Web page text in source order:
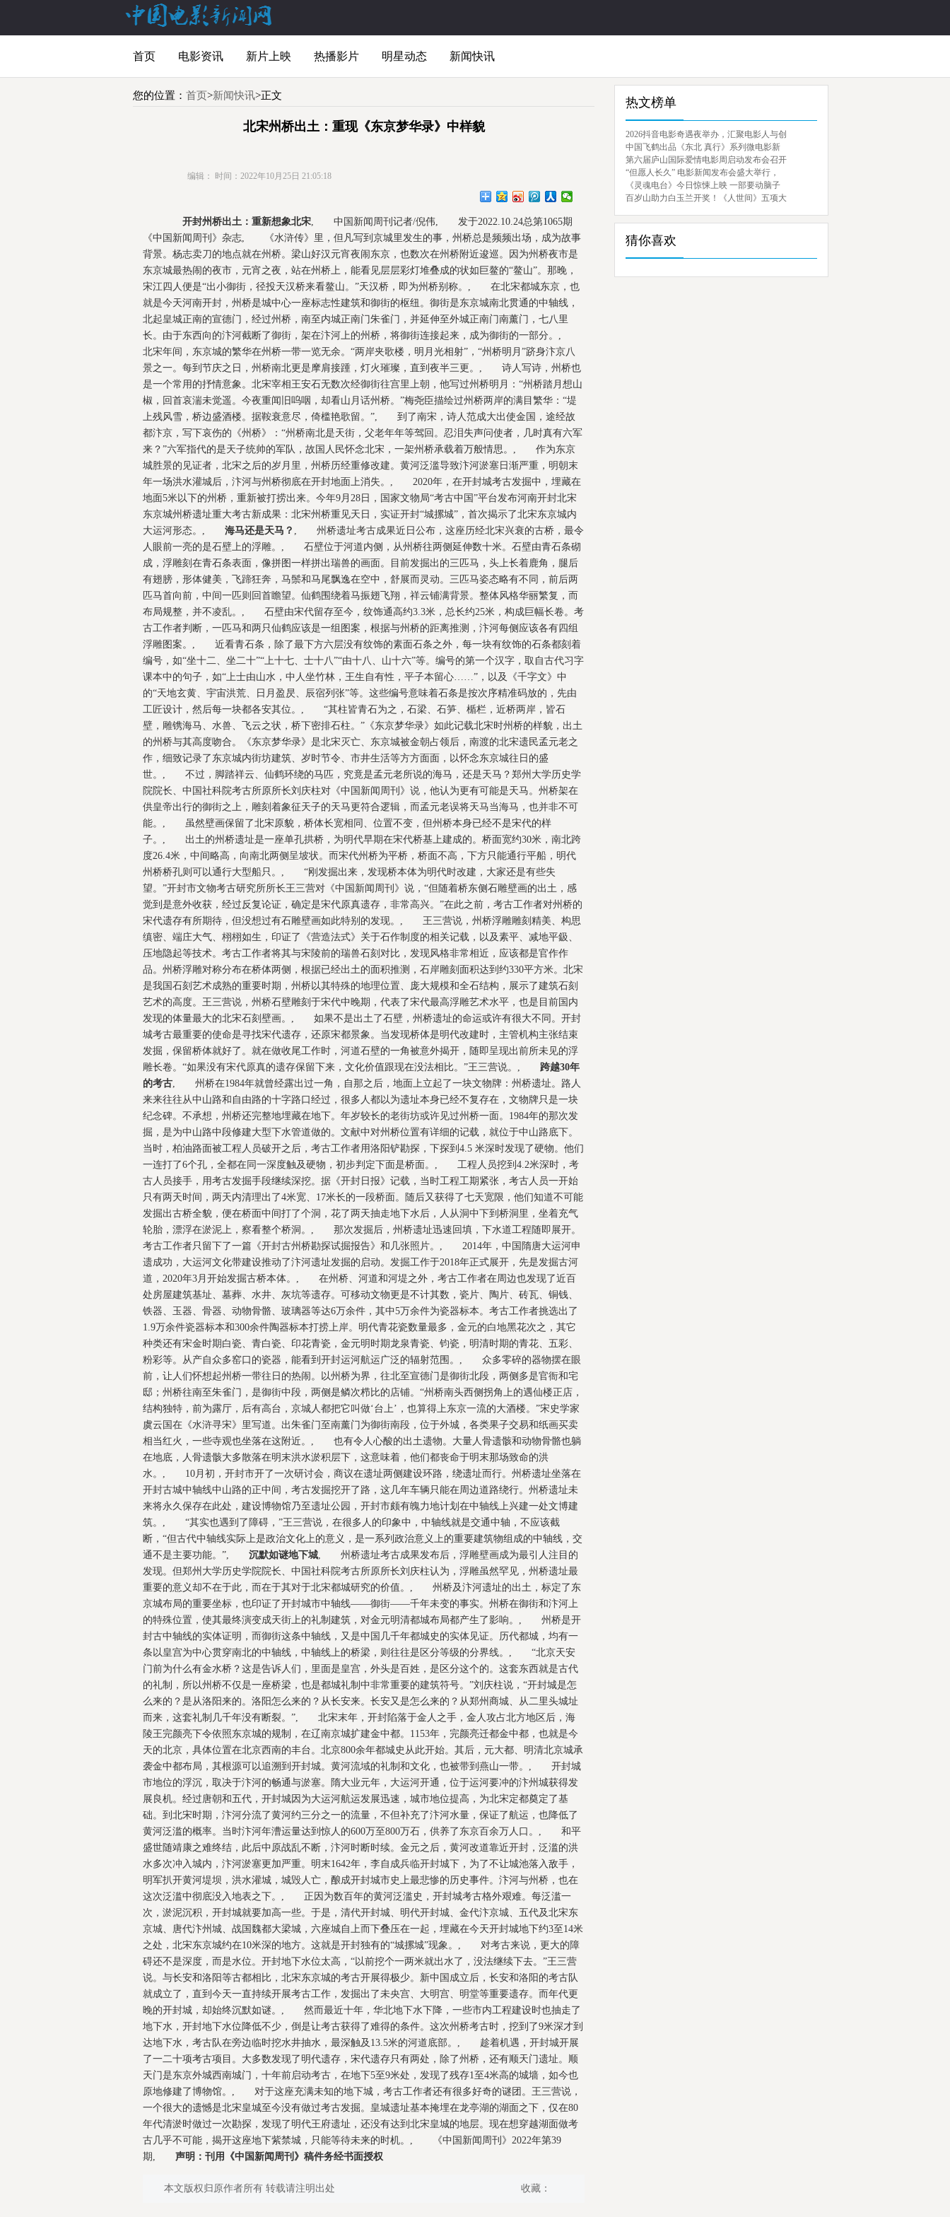
首页 电影资讯 新片上映 热播影片 明星动态 新闻快讯
您的位置： 首页>新闻快讯>正文
北宋州桥出土：重现《东京梦华录》中样貌
编辑： 时间：2022年10月25日 21:05:18
开封州桥出土：重新想象北宋 , 中国新闻周刊记者/倪伟, 发于2022.10.24总第1065期
《中国新闻周刊》杂志, 《水浒传》里，但凡写到京城里发生的事，州桥总是频频出场，成为故事
背景。杨志卖刀的地点就在州桥。梁山好汉元宵夜闹东京，也数次在州桥附近逡巡。因为州桥夜市是
东京城最热闹的夜市，元宵之夜，站在州桥上，能看见层层彩灯堆叠成的状如巨鳌的“鳌山”。那晚，
宋江四人便是“出小御街，径投天汉桥来看鳌山。”天汉桥，即为州桥别称。, 在北宋都城东京，也
就是今天河南开封，州桥是城中心一座标志性建筑和御街的枢纽。御街是东京城南北贯通的中轴线，
北起皇城正南的宣德门，经过州桥，南至内城正南门朱雀门，并延伸至外城正南门南薰门，七八里
长。由于东西向的汴河截断了御街，架在汴河上的州桥，将御街连接起来，成为御街的一部分。,
北宋年间，东京城的繁华在州桥一带一览无余。“两岸夹歌楼，明月光相射”，“州桥明月”跻身汴京八
景之一。每到节庆之日，州桥南北更是摩肩接踵，灯火璀璨，直到夜半三更。, 诗人写诗，州桥也
是一个常用的抒情意象。北宋宰相王安石无数次经御街往宫里上朝，他写过州桥明月：“州桥踏月想山
椒，回首哀湍未觉遥。今夜重闻旧呜咽，却看山月话州桥。”梅尧臣描绘过州桥两岸的满目繁华：“堤
上残风雪，桥边盛酒楼。据鞍衰意尽，倚槛艳歌留。”, 到了南宋，诗人范成大出使金国，途经故
都汴京，写下哀伤的《州桥》：“州桥南北是天街，父老年年等驾回。忍泪失声问使者，几时真有六军
来？”六军指代的是天子统帅的军队，故国人民怀念北宋，一架州桥承载着万般情思。, 作为东京
城胜景的见证者，北宋之后的岁月里，州桥历经重修改建。黄河泛滥导致汴河淤塞日渐严重，明朝末
年一场洪水灌城后，汴河与州桥彻底在开封地面上消失。, 2020年，在开封城考古发掘中，埋藏在
地面5米以下的州桥，重新被打捞出来。今年9月28日，国家文物局“考古中国”平台发布河南开封北宋
东京城州桥遗址重大考古新成果：北宋州桥重见天日，实证开封“城摞城”，首次揭示了北宋东京城内
大运河形态。, 海马还是天马？
, 州桥遗址考古成果近日公布，这座历经北宋兴衰的古桥，最令
人眼前一亮的是石壁上的浮雕。, 石壁位于河道内侧，从州桥往两侧延伸数十米。石壁由青石条砌
成，浮雕刻在青石条表面，像拼图一样拼出瑞兽的画面。目前发掘出的三匹马，头上长着鹿角，腿后
有翅膀，形体健美，飞蹄狂奔，马鬃和马尾飘逸在空中，舒展而灵动。三匹马姿态略有不同，前后两
匹马首向前，中间一匹则回首瞻望。仙鹤围绕着马振翅飞翔，祥云铺满背景。整体风格华丽繁复，而
布局规整，并不凌乱。, 石壁由宋代留存至今，纹饰通高约3.3米，总长约25米，构成巨幅长卷。考
古工作者判断，一匹马和两只仙鹤应该是一组图案，根据与州桥的距离推测，汴河每侧应该各有四组
浮雕图案。, 近看青石条，除了最下方六层没有纹饰的素面石条之外，每一块有纹饰的石条都刻着
编号，如“坐十二、坐二十”“上十七、士十八”“由十八、山十六”等。编号的第一个汉字，取自古代习字
课本中的句子，如“上士由山水，中人坐竹林，王生自有性，平子本留心……”，以及《千字文》中
的“天地玄黄、宇宙洪荒、日月盈昃、辰宿列张”等。这些编号意味着石条是按次序精准码放的，先由
工匠设计，然后每一块都各安其位。, “其柱皆青石为之，石梁、石笋、楯栏，近桥两岸，皆石
壁，雕镌海马、水兽、飞云之状，桥下密排石柱。”《东京梦华录》如此记载北宋时州桥的样貌，出土
的州桥与其高度吻合。《东京梦华录》是北宋灭亡、东京城被金朝占领后，南渡的北宋遗民孟元老之
作，细致记录了东京城内街坊建筑、岁时节令、市井生活等方方面面，以怀念东京城往日的盛
世。, 不过，脚踏祥云、仙鹤环绕的马匹，究竟是孟元老所说的海马，还是天马？郑州大学历史学
院院长、中国社科院考古所原所长刘庆柱对《中国新闻周刊》说，他认为更有可能是天马。州桥架在
供皇帝出行的御街之上，雕刻着象征天子的天马更符合逻辑，而孟元老误将天马当海马，也并非不可
能。, 虽然壁画保留了北宋原貌，桥体长宽相同、位置不变，但州桥本身已经不是宋代的样
子。, 出土的州桥遗址是一座单孔拱桥，为明代早期在宋代桥基上建成的。桥面宽约30米，南北跨
度26.4米，中间略高，向南北两侧呈坡状。而宋代州桥为平桥，桥面不高，下方只能通行平船，明代
州桥桥孔则可以通行大型船只。, “刚发掘出来，发现桥本体为明代时改建，大家还是有些失
望。”开封市文物考古研究所所长王三营对《中国新闻周刊》说，“但随着桥东侧石雕壁画的出土，感
觉到是意外收获，经过反复论证，确定是宋代原真遗存，非常高兴。”在此之前，考古工作者对州桥的
宋代遗存有所期待，但没想过有石雕壁画如此特别的发现。, 王三营说，州桥浮雕雕刻精美、构思
缜密、端庄大气、栩栩如生，印证了《营造法式》关于石作制度的相关记载，以及素平、减地平鈒、
压地隐起等技术。考古工作者将其与宋陵前的瑞兽石刻对比，发现风格非常相近，应该都是官作作
品。州桥浮雕对称分布在桥体两侧，根据已经出土的面积推测，石岸雕刻面积达到约330平方米。北宋
是我国石刻艺术成熟的重要时期，州桥以其特殊的地理位置、庞大规模和全石结构，展示了建筑石刻
艺术的高度。王三营说，州桥石壁雕刻于宋代中晚期，代表了宋代最高浮雕艺术水平，也是目前国内
发现的体量最大的北宋石刻壁画。, 如果不是出土了石壁，州桥遗址的命运或许有很大不同。开封
城考古最重要的使命是寻找宋代遗存，还原宋都景象。当发现桥体是明代改建时，主管机构主张结束
发掘，保留桥体就好了。就在做收尾工作时，河道石壁的一角被意外揭开，随即呈现出前所未见的浮
雕长卷。“如果没有宋代原真的遗存保留下来，文化价值跟现在没法相比。”王三营说。, 跨越30年
的考古 , 州桥在1984年就曾经露出过一角，自那之后，地面上立起了一块文物牌：州桥遗址。路人
来来往往从中山路和自由路的十字路口经过，很多人都以为遗址本身已经不复存在，文物牌只是一块
纪念碑。不承想，州桥还完整地埋藏在地下。年岁较长的老街坊或许见过州桥一面。1984年的那次发
掘，是为中山路中段修建大型下水管道做的。文献中对州桥位置有详细的记载，就位于中山路底下。
当时，柏油路面被工程人员破开之后，考古工作者用洛阳铲勘探，下探到4.5 米深时发现了硬物。他们
一连打了6个孔，全都在同一深度触及硬物，初步判定下面是桥面。, 工程人员挖到4.2米深时，考
古人员接手，用考古发掘手段继续深挖。据《开封日报》记载，当时工程工期紧张，考古人员一开始
只有两天时间，两天内清理出了4米宽、17米长的一段桥面。随后又获得了七天宽限，他们知道不可能
发掘出古桥全貌，便在桥面中间打了个洞，花了两天抽走地下水后，人从洞中下到桥洞里，坐着充气
轮胎，漂浮在淤泥上，察看整个桥洞。, 那次发掘后，州桥遗址迅速回填，下水道工程随即展开。
考古工作者只留下了一篇《开封古州桥勘探试掘报告》和几张照片。, 2014年，中国隋唐大运河申
遗成功，大运河文化带建设推动了汴河遗址发掘的启动。发掘工作于2018年正式展开，先是发掘古河
道，2020年3月开始发掘古桥本体。, 在州桥、河道和河堤之外，考古工作者在周边也发现了近百
处房屋建筑基址、墓葬、水井、灰坑等遗存。可移动文物更是不计其数，瓷片、陶片、砖瓦、铜钱、
铁器、玉器、骨器、动物骨骼、玻璃器等达6万余件，其中5万余件为瓷器标本。考古工作者挑选出了
1.9万余件瓷器标本和300余件陶器标本打捞上岸。明代青花瓷数量最多，金元的白地黑花次之，其它
种类还有宋金时期白瓷、青白瓷、印花青瓷，金元明时期龙泉青瓷、钧瓷，明清时期的青花、五彩、
粉彩等。从产自众多窑口的瓷器，能看到开封运河航运广泛的辐射范围。, 众多零碎的器物摆在眼
前，让人们怀想起州桥一带往日的热闹。以州桥为界，往北至宣德门是御街北段，两侧多是官衙和宅
邸；州桥往南至朱雀门，是御街中段，两侧是鳞次栉比的店铺。“州桥南头西侧拐角上的遇仙楼正店，
结构独特，前为露厅，后有高台，京城人都把它叫做‘台上’，也算得上东京一流的大酒楼。”宋史学家
虞云国在《水浒寻宋》里写道。出朱雀门至南薰门为御街南段，位于外城，各类果子交易和纸画买卖
相当红火，一些寺观也坐落在这附近。, 也有令人心酸的出土遗物。大量人骨遗骸和动物骨骼也躺
在地底，人骨遗骸大多散落在明末洪水淤积层下，这意味着，他们都丧命于明末那场致命的洪
水。, 10月初，开封市开了一次研讨会，商议在遗址两侧建设环路，绕遗址而行。州桥遗址坐落在
开封古城中轴线中山路的正中间，考古发掘挖开了路，这几年车辆只能在周边道路绕行。州桥遗址未
来将永久保存在此处，建设博物馆乃至遗址公园，开封市颇有魄力地计划在中轴线上兴建一处文博建
筑。, “其实也遇到了障碍，”王三营说，在很多人的印象中，中轴线就是交通中轴，不应该截
断，“但古代中轴线实际上是政治文化上的意义，是一系列政治意义上的重要建筑物组成的中轴线，交
通不是主要功能。”, 沉默如谜地下城 , 州桥遗址考古成果发布后，浮雕壁画成为最引人注目的
发现。但郑州大学历史学院院长、中国社科院考古所原所长刘庆柱认为，浮雕虽然罕见，州桥遗址最
重要的意义却不在于此，而在于其对于北宋都城研究的价值。, 州桥及汴河遗址的出土，标定了东
京城布局的重要坐标，也印证了开封城市中轴线——御街——千年未变的事实。州桥在御街和汴河上
的特殊位置，使其最终演变成天街上的礼制建筑，对金元明清都城布局都产生了影响。, 州桥是开
封古中轴线的实体证明，而御街这条中轴线，又是中国几千年都城史的实体见证。历代都城，均有一
条以皇宫为中心贯穿南北的中轴线，中轴线上的桥梁，则往往是区分等级的分界线。, “北京天安
门前为什么有金水桥？这是告诉人们，里面是皇宫，外头是百姓，是区分这个的。这套东西就是古代
的礼制，所以州桥不仅是一座桥梁，也是都城礼制中非常重要的建筑符号。”刘庆柱说，“开封城是怎
么来的？是从洛阳来的。洛阳怎么来的？从长安来。长安又是怎么来的？从郑州商城、从二里头城址
而来，这套礼制几千年没有断裂。”, 北宋末年，开封陷落于金人之手，金人攻占北方地区后，海
陵王完颜亮下令依照东京城的规制，在辽南京城扩建金中都。1153年，完颜亮迁都金中都，也就是今
天的北京，具体位置在北京西南的丰台。北京800余年都城史从此开始。其后，元大都、明清北京城承
袭金中都布局，其根源可以追溯到开封城。黄河流域的礼制和文化，也被带到燕山一带。, 开封城
市地位的浮沉，取决于汴河的畅通与淤塞。隋大业元年，大运河开通，位于运河要冲的汴州城获得发
展良机。经过唐朝和五代，开封城因为大运河航运发展迅速，城市地位提高，为北宋定都奠定了基
础。到北宋时期，汴河分流了黄河约三分之一的流量，不但补充了汴河水量，保证了航运，也降低了
黄河泛滥的概率。当时汴河年漕运量达到惊人的600万至800万石，供养了东京百余万人口。, 和平
盛世随靖康之难终结，此后中原战乱不断，汴河时断时续。金元之后，黄河改道靠近开封，泛滥的洪
水多次冲入城内，汴河淤塞更加严重。明末1642年，李自成兵临开封城下，为了不让城池落入敌手，
明军扒开黄河堤坝，洪水灌城，城毁人亡，酿成开封城市史上最悲惨的历史事件。汴河与州桥，也在
这次泛滥中彻底没入地表之下。, 正因为数百年的黄河泛滥史，开封城考古格外艰难。每泛滥一
次，淤泥沉积，开封城就要加高一些。于是，清代开封城、明代开封城、金代汴京城、五代及北宋东
京城、唐代汴州城、战国魏都大梁城，六座城自上而下叠压在一起，埋藏在今天开封城地下约3至14米
之处，北宋东京城约在10米深的地方。这就是开封独有的“城摞城”现象。, 对考古来说，更大的障
碍还不是深度，而是水位。开封地下水位太高，“以前挖个一两米就出水了，没法继续下去。”王三营
说。与长安和洛阳等古都相比，北宋东京城的考古开展得极少。新中国成立后，长安和洛阳的考古队
就成立了，直到今天一直持续开展考古工作，发掘出了未央宫、大明宫、明堂等重要遗存。而年代更
晚的开封城，却始终沉默如谜。, 然而最近十年，华北地下水下降，一些市内工程建设时也抽走了
地下水，开封地下水位降低不少，倒是让考古获得了难得的条件。这次州桥考古时，挖到了9米深才到
达地下水，考古队在旁边临时挖水井抽水，最深触及13.5米的河道底部。, 趁着机遇，开封城开展
了一二十项考古项目。大多数发现了明代遗存，宋代遗存只有两处，除了州桥，还有顺天门遗址。顺
天门是东京外城西南城门，十年前启动考古，在地下5至9米处，发现了残存1至4米高的城墙，如今也
原地修建了博物馆。, 对于这座充满未知的地下城，考古工作者还有很多好奇的谜团。王三营说，
一个很大的遗憾是北宋皇城至今没有做过考古发掘。皇城遗址基本掩埋在龙亭湖的湖面之下，仅在80
年代清淤时做过一次勘探，发现了明代王府遗址，还没有达到北宋皇城的地层。现在想穿越湖面做考
古几乎不可能，揭开这座地下紫禁城，只能等待未来的时机。, 《中国新闻周刊》2022年第39
期, 声明：刊用《中国新闻周刊》稿件务经书面授权
本文版权归原作者所有 转载请注明出处 收藏：
热文榜单
2026抖音电影奇遇夜举办，汇聚电影人与创
中国飞鹤出品《东北 真行》系列微电影新
第六届庐山国际爱情电影周启动发布会召开
“但愿人长久” 电影新闻发布会盛大举行，
《灵魂电台》今日惊悚上映 一部要动脑子
百岁山助力白玉兰开奖！《人世间》五项大
猜你喜欢